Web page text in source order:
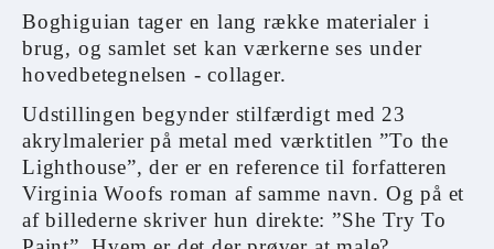
Boghiguian tager en lang række materialer i
brug, og samlet set kan værkerne ses under
hovedbetegnelsen - collager.
Udstillingen begynder stilfærdigt med 23
akrylmalerier på metal med værktitlen ”To the
Lighthouse”, der er en reference til forfatteren
Virginia Woofs roman af samme navn. Og på et
af billederne skriver hun direkte: ”She Try To